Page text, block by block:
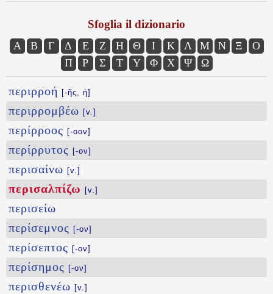
Sfoglia il dizionario
Α Β Γ Δ Ε Ζ Η Θ Ι Κ Λ Μ Ν Ξ
Ο
Π
Ρ Σ Τ Υ Φ Χ Ψ Ω
περιρροή [-ῆς, ἡ]
περιρρομβέω [v.]
περίρροος [-οον]
περίρρυτος [-ον]
περισαίνω [v.]
περισαλπίζω [v.]
περισείω
περίσεμνος [-ον]
περίσεπτος [-ον]
περίσημος [-ον]
περισθενέω [v.]